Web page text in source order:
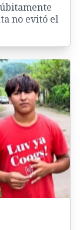
no evitó el